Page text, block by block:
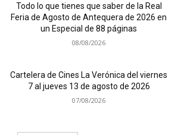
Todo lo que tienes que saber de la Real
Feria de Agosto de Antequera de 2026 en
un Especial de 88 páginas
08/08/2026
Cartelera de Cines La Verónica del viernes
7 al jueves 13 de agosto de 2026
07/08/2026